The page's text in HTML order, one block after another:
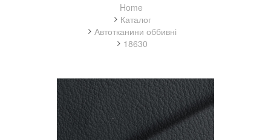
Home
Каталог
автотканини оббивні
18630